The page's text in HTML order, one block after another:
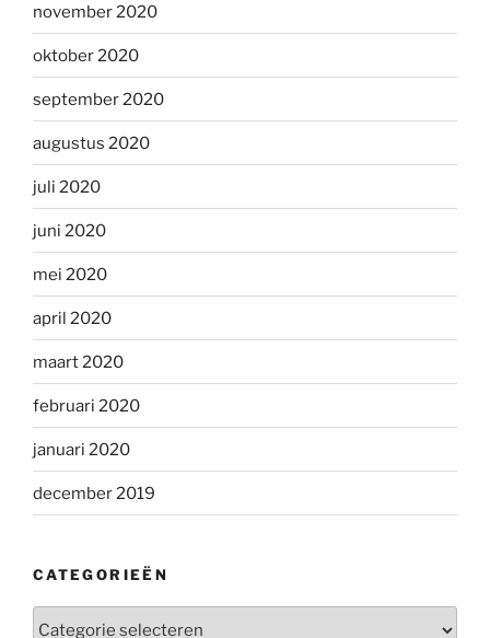
november 2020
oktober 2020
september 2020
augustus 2020
juli 2020
juni 2020
mei 2020
april 2020
maart 2020
februari 2020
januari 2020
december 2019
CATEGORIEËN
Categorieën